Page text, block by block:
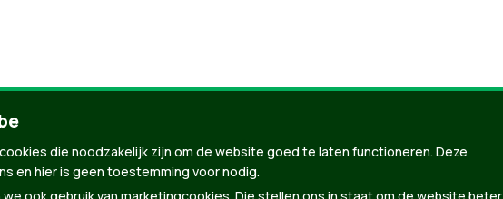
die noodzakelijk zijn om de website goed te laten functioneren. Deze
en hier is geen toestemming voor nodig.